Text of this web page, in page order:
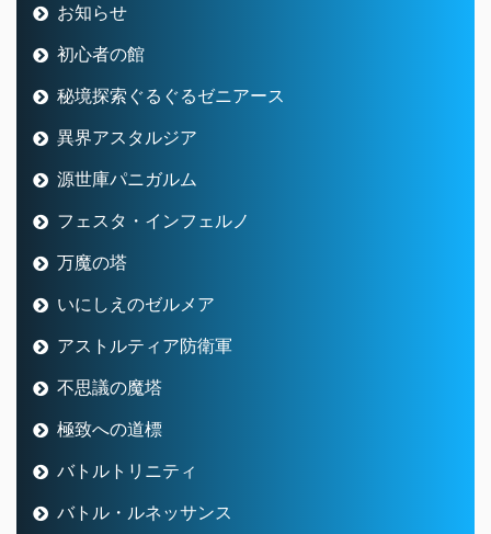
お知らせ
初心者の館
秘境探索ぐるぐるゼニアース
異界アスタルジア
源世庫パニガルム
フェスタ・インフェルノ
万魔の塔
いにしえのゼルメア
アストルティア防衛軍
不思議の魔塔
極致への道標
バトルトリニティ
バトル・ルネッサンス